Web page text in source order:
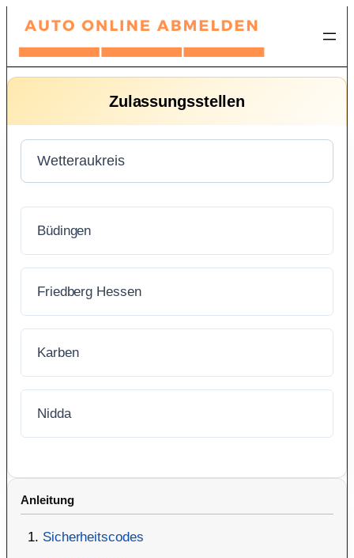
Zum
springen
Anleitung
Sicherheitscodes
Zulassungsstellen
Büdingen
Friedberg Hessen
Karben
Nidda